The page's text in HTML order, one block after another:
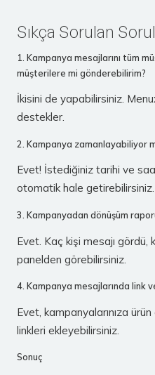
Sıkça Sorulan
1. Kampanya mesajlarını tüm
müşterilere mi gönderebilirim?
İkisini de yapabilirsiniz.
destekler.
2. Kampanya zamanlayabiliyor
Evet! İstediğiniz tarihi ve
otomatik hale getirebilirsiniz.
3. Kampanyadan dönüşüm
Evet. Kaç kişi mesajı gördü,
panelden görebilirsiniz.
4. Kampanya mesajlarında link
Evet, kampanyalarınıza
linkleri ekleyebilirsiniz.
Sonuç